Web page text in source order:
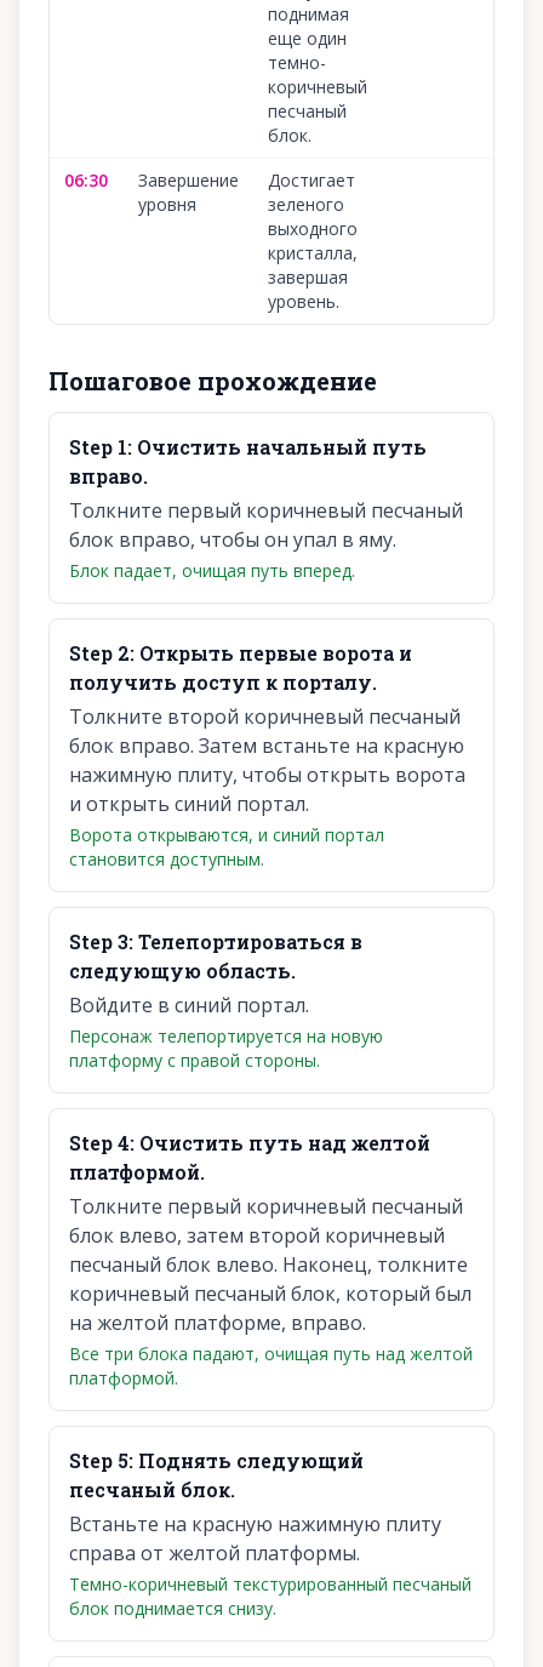
поднимая
еще один
темно-
коричневый
песчаный
блок.
06:30
Завершение
уровня
Достигает
зеленого
выходного
кристалла,
завершая
уровень.
Пошаговое прохождение
Step 1: Очистить начальный путь
вправо.
Толкните первый коричневый песчаный
блок вправо, чтобы он упал в яму.
Блок падает, очищая путь вперед.
Step 2: Открыть первые ворота и
получить доступ к порталу.
Толкните второй коричневый песчаный
блок вправо. Затем встаньте на красную
нажимную плиту, чтобы открыть ворота
и открыть синий портал.
Ворота открываются, и синий портал
становится доступным.
Step3:Телепортироваться в
следующую область.
Войдите в синий портал.
Персонаж телепортируется на новую
платформу с правой стороны.
Step4: Очистить путь над желтой
платформой.
Толкните первый коричневый песчаный
блок влево, затем второй коричневый
песчаный блок влево. Наконец, толкните
коричневый песчаный блок, который был
на желтой платформе, вправо.
Все три блока падают, очищая путь над желтой
платформой.
Step 5: Поднять следующий
песчаный блок.
Встаньте на красную нажимную плиту
справа от желтой платформы.
Темно-коричневый текстурированный песчаный
блок поднимается снизу.